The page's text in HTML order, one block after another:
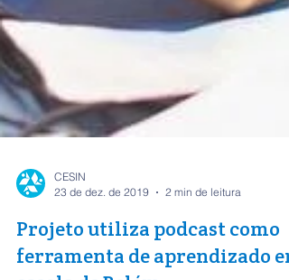
23 de dez. de 2019
2 min de leitura
Projeto utiliza podcast como